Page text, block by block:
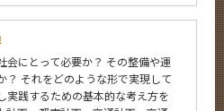
会にとって必要か？ その整備や運
？ それをどのような形で実現して
実践するための基本的な考え方を